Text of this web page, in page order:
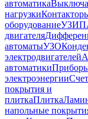
автоматика
нагрузки
оборудованиеУЗИП
двигателя
автоматыУЗО
электродвигателей
автоматики
электроэнергии
покрытия и
плиткаПлитка
напольные